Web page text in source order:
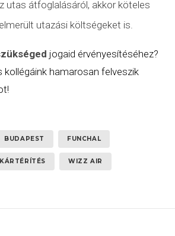
utas átfoglalásáról, akkor köteles
utazási költségeket is.
jogaid érvényesítéséhez?
kollégáink hamarosan felveszik
BUDAPEST FUNCHAL
KÁRTÉRÍTÉS WIZZ AIR